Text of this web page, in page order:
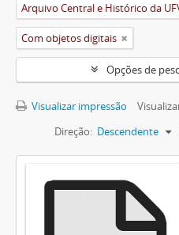
Com objetos digitais
Opções de
Visualizar impressão
Direção: Descendente